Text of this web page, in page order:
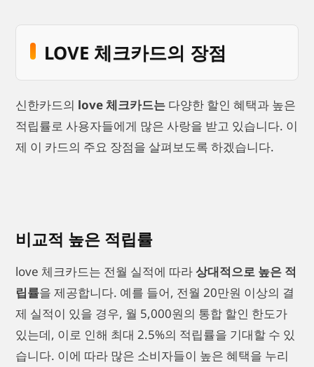
LOVE 체크카드의 장점
신한카드의 love 체크카드는 다양한 할인 혜택과 높은
적립률로 사용자들에게 많은 사랑을 받고 있습니다. 이
제 이 카드의 주요 장점을 살펴보도록 하겠습니다.
비교적 높은 적립률
love 체크카드는 전월 실적에 따라상대적으로 높은 적
립률을 제공합니다. 예를 들어, 전월 20만원 이상의 결
제 실적이 있을 경우, 월 5,000원의 통합 할인 한도가
있는데, 이로 인해 최대 2.5%의 적립률을 기대할 수 있
습니다. 이에 따라 많은 소비자들이 높은 혜택을 누리